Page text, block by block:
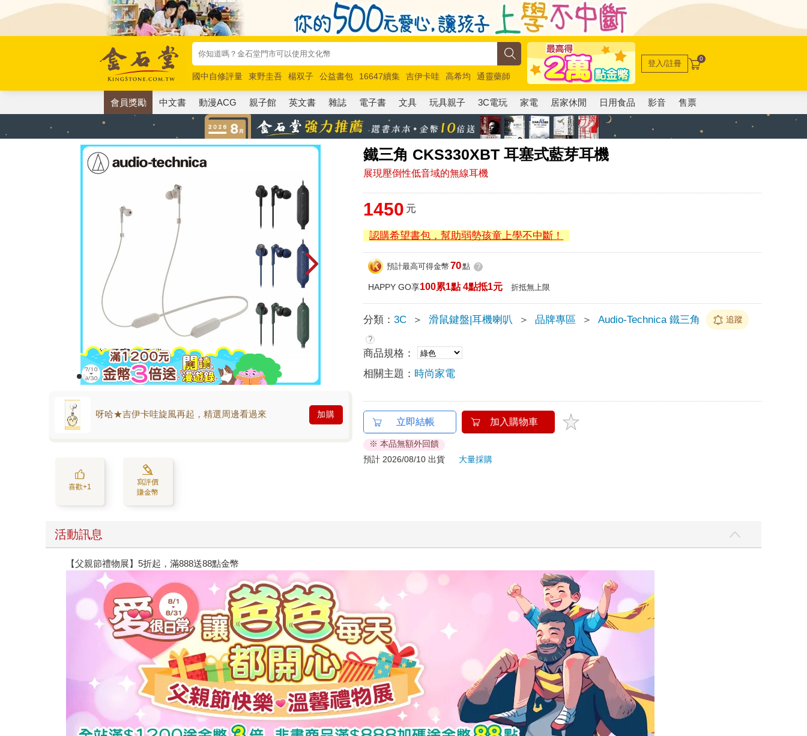
國中自修評量 東野圭吾 楊双子 公益書包 16647續集 吉伊卡哇 高希均
通靈藥師
唯紅花綻放
奧德賽 路邊攤新作 馬斯克 玩具總動員5 超慢跑
登入/註冊 0
會員獎勵 中文書 動漫ACG 親子館 英文書 雜誌 電子書 文具 玩具親子 3C電玩 家電 居家休閒 日用食品 影音 售票
鐵三角 CKS330XBT 耳塞式藍芽耳機
展現壓倒性低音域的無線耳機
呀哈★吉伊卡哇旋風再起，精選周邊看過來 加購
喜歡+1
寫評價
賺金幣
1450 元
認購希望書包，幫助弱勢孩童上學不中斷！
預計最高可得金幣 70點 ?
HAPPY GO享100累1點 4點抵1元 折抵無上限
分類：3C ＞ 滑鼠鍵盤|耳機喇叭 ＞ 品牌專區 ＞ Audio-Technica 鐵三角 追蹤
?
商品規格：
相關主題： 時尚家電
立即結帳 加入購物車
※ 本品無額外回饋
預計 2026/08/10 出貨
大量採購
活動訊息
【父親節禮物展】5折起，滿888送88點金幣